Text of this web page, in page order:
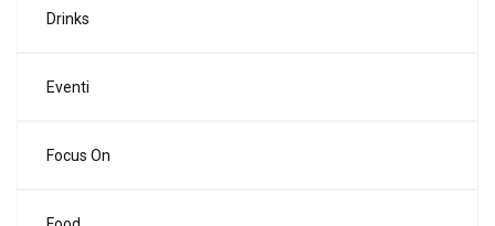
Drinks
Eventi
Focus On